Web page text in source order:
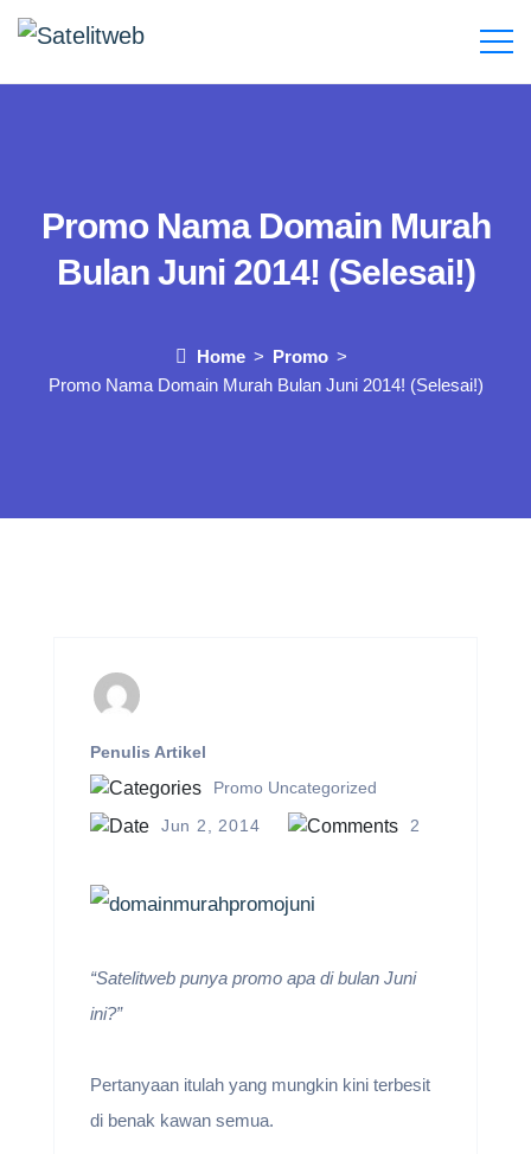
Promo Nama Domain Murah
Bulan Juni 2014! (Selesai!)
Home
Promo
Promo Nama Domain Murah Bulan Juni 2014! (Selesai!)
Penulis Artikel
Promo Uncategorized
Jun 2, 2014
2
“Satelitweb punya promo apa di bulan Juni
ini?”
Pertanyaan itulah yang mungkin kini terbesit
di benak kawan semua.